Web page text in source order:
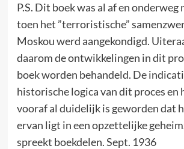
P.S. Dit boek was al af en onderweg
toen het ”terroristische”
Moskou werd aangekondigd.
daarom de ontwikkelingen in dit
boek worden behandeld. De
historische logica van dit proces en
vooraf al duidelijk is geworden dat
ervan ligt in een opzettelijke
spreekt boekdelen. Sept. 1936